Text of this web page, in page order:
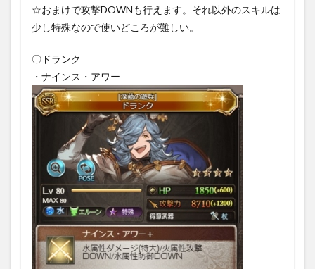
☆おまけで攻撃DOWNも行えます。それ以外のスキルは
少し特殊なので使いどころが難しい。
〇ドランク
・ナインス・アワー